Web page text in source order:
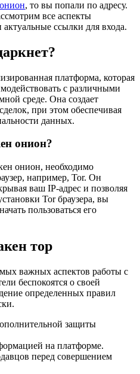
, то вы попали по адресу.
все аспекты
ссылки для входа.
платформа, которая
с различными
среде. Она создает
при этом обеспечивая
данных.
онион?
онион, необходимо
например, Tor. Он
ваш IP-адрес и позволяя
Tor браузера, вы
пользоваться его
тор
важных аспектов работы с
беспокоятся о своей
определенных правил
защиты
на платформе.
перед совершением